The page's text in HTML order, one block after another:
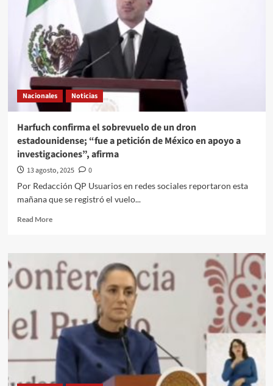
no
aceptaré
presiones”,
asegura
el
ministro
presidente
electo
Aguilar
se
reúne
con
cúpula
de
diputados
Nacionales Noticias
Harfuch confirma el sobrevuelo de un dron
estadounidense; “fue a petición de México en apoyo a
investigaciones”, afirma
13 agosto, 2025
0
Por Redacción QP Usuarios en redes sociales reportaron esta
mañana que se registró el vuelo...
Read MoreRead
Harfuch
confirma
el
sobrevuelo
un
dron
estadounidense;
“fue
a
de